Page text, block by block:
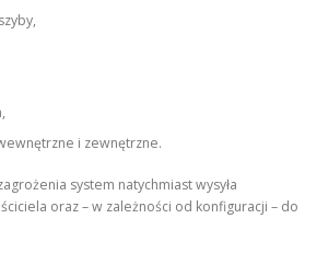
i zewnętrzne.
system natychmiast wysyła
oraz – w zależności od konfiguracji – do